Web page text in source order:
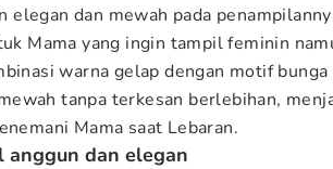
elegan dan mewah pada
Mama yang ingin tampil feminin
warna gelap dengan motif bunga
tanpa terkesan berlebihan,
Mama saat Lebaran.
anggun dan elegan